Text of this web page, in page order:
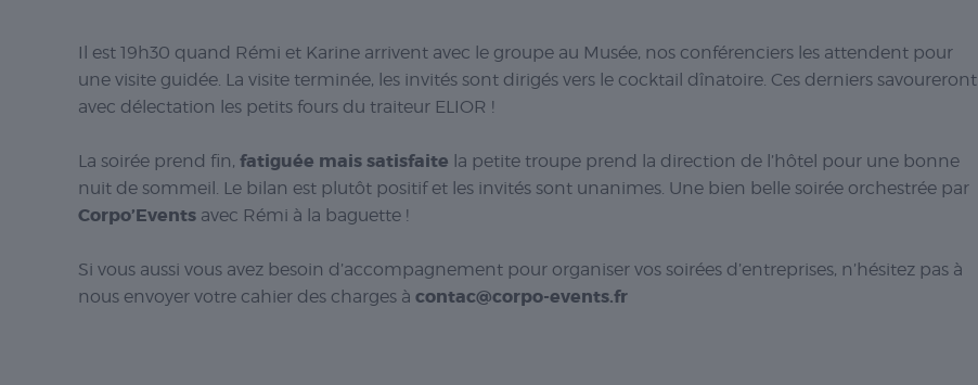
Il est 19h30 quand Rémi et Karine arrivent avec le groupe au Musée, nos conférenciers les attendent pour
une visite guidée. La visite terminée, les invités sont dirigés vers le cocktail dînatoire. Ces derniers savoureront
avec délectation les petits fours du traiteur ELIOR !
La soirée prend fin, fatiguée mais satisfaite la petite troupe prend la direction de l’hôtel pour une bonne
nuit de sommeil. Le bilan est plutôt positif et les invités sont unanimes. Une bien belle soirée orchestrée par
Corpo’Events avec Rémi à la baguette !
Si vous aussi vous avez besoin d’accompagnement pour organiser vos soirées d’entreprises, n’hésitez pas à
nous envoyer votre cahier des charges à contac@corpo-events.fr